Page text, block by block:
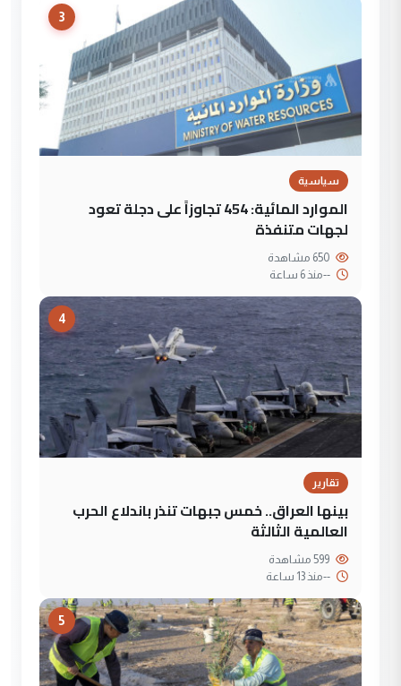
3
سياسية
الموارد المائية: 454 تجاوزاً على دجلة تعود
لجهات متنفذة
--منذ 6 ساعة
4
تقارير
بينها العراق.. خمس جبهات تنذر باندلاع الحرب
العالمية الثالثة
--منذ 13 ساعة
5